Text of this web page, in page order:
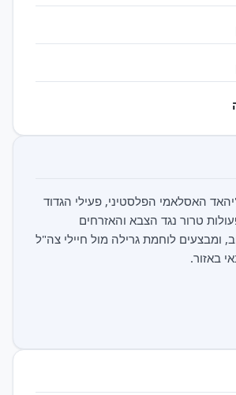
האסלאמי הפלסטיני, פעילי הגדוד
טרור נגד הצבא והאזרחים
ומבצעים לוחמת גרילה מול חיילי צה"ל